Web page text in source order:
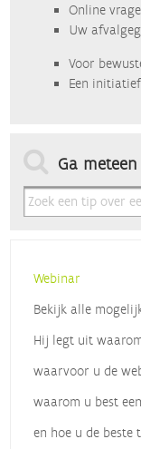
Online
Uw
Voor
Een
Ga
Webinar
Bekijk alle
Hij legt uit
waarvoor u de
waarom u best
en hoe u de